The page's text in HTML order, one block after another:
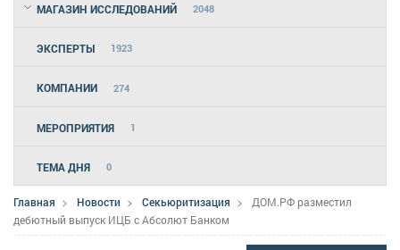
МАГАЗИН ИССЛЕДОВАНИЙ 2048
ЭКСПЕРТЫ 1923
КОМПАНИИ 274
МЕРОПРИЯТИЯ 1
ТЕМА ДНЯ 0
Главная Новости Секьюритизация
ДОМ.РФ разместил
дебютный выпуск ИЦБ с Абсолют Банком